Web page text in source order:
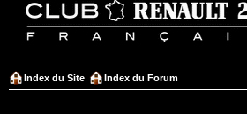
Index du Site Index du Forum